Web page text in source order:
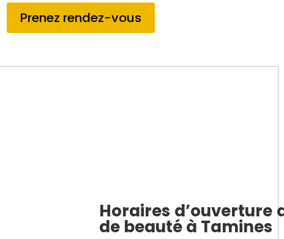
Prenez rendez-vous
Horaires d’ouverture
de beauté à Tamines